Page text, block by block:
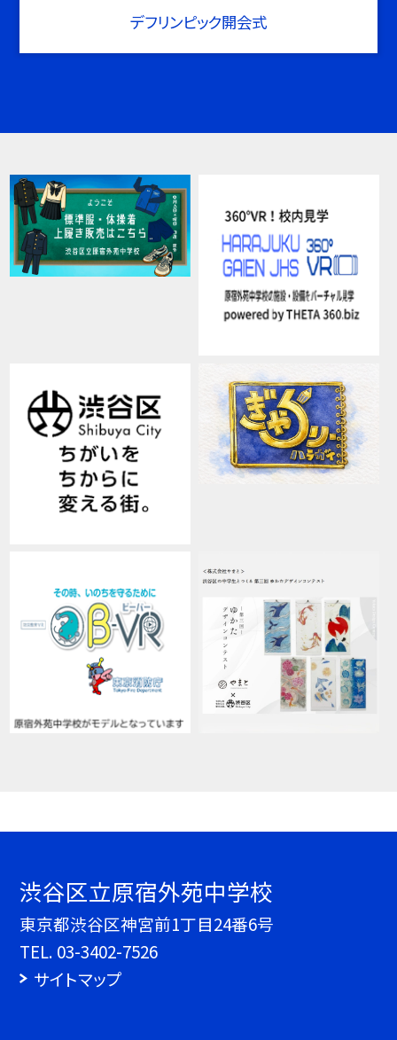
デフリンピック開会式
渋谷区立原宿外苑中学校
東京都渋谷区神宮前1丁目24番6号
TEL. 03-3402-7526
サイトマップ